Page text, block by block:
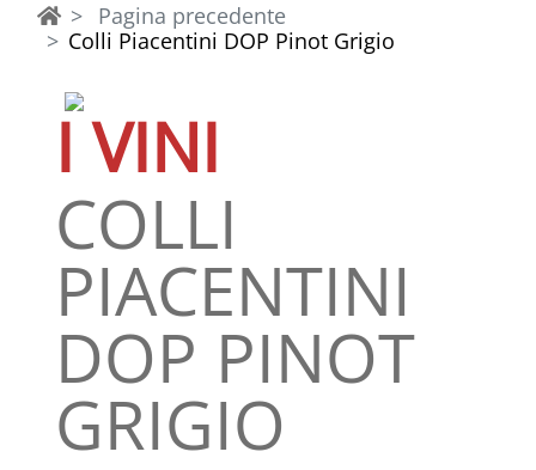
Pagina precedente
Colli Piacentini DOP Pinot Grigio
I VINI
COLLI
PIACENTINI
DOP PINOT
GRIGIO